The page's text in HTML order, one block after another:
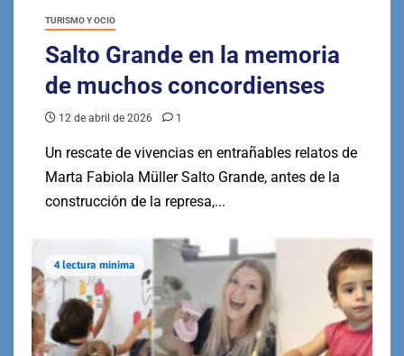
TURISMO Y OCIO
Salto Grande en la memoria
de muchos concordienses
12 de abril de 2026 1
Un rescate de vivencias en entrañables relatos de
Marta Fabiola Müller Salto Grande, antes de la
construcción de la represa,...
4 lectura mínima